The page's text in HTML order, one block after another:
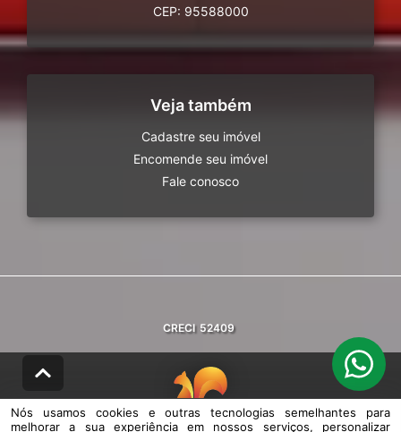
CEP: 95588000
Veja também
Cadastre seu imóvel
Encomende seu imóvel
Fale conosco
CRECI 52409
Nós usamos cookies e outras tecnologias semelhantes para
melhorar a sua experiência em nossos serviços, personalizar